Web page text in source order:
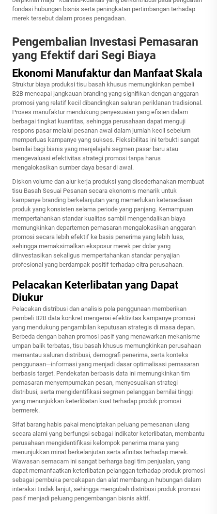
fondasi hubungan bisnis serta peningkatan pertimbangan terhadap
merek tersebut dalam proses pengadaan.
Pengembalian Investasi Pemasaran
yang Efektif dari Segi Biaya
Ekonomi Manufaktur dan Manfaat Skala
Struktur biaya produksi tisu basah khusus memungkinkan pembeli
B2B mencapai jangkauan branding yang signifikan dengan anggaran
promosi yang relatif kecil dibandingkan saluran periklanan tradisional.
Proses manufaktur mendukung penyesuaian yang efisien dalam
berbagai tingkat kuantitas, sehingga perusahaan dapat menguji
respons pasar melalui pesanan awal dalam jumlah kecil sebelum
memperluas kampanye yang sukses. Fleksibilitas ini terbukti sangat
bernilai bagi bisnis yang menjelajahi segmen pasar baru atau
mengevaluasi efektivitas strategi promosi tanpa harus
mengalokasikan sumber daya besar di awal.
Diskon volume dan alur kerja produksi yang disederhanakan membuat
tisu Basah Sesuai Pesanan secara ekonomis menarik untuk
kampanye branding berkelanjutan yang memerlukan ketersediaan
produk yang konsisten selama periode yang panjang. Kemampuan
mempertahankan standar kualitas sambil mengendalikan biaya
memungkinkan departemen pemasaran mengalokasikan anggaran
promosi secara lebih efektif ke basis penerima yang lebih luas,
sehingga memaksimalkan eksposur merek per dolar yang
diinvestasikan sekaligus mempertahankan standar penyajian
profesional yang berdampak positif terhadap citra perusahaan.
Pelacakan Keterlibatan yang Dapat
Diukur
Pelacakan distribusi dan analisis pola penggunaan memberikan
pembeli B2B data konkret mengenai efektivitas kampanye promosi
yang mendukung pengambilan keputusan strategis di masa depan.
Berbeda dengan bahan promosi pasif yang menawarkan mekanisme
umpan balik terbatas, tisu basah khusus memungkinkan perusahaan
memantau saluran distribusi, demografi penerima, serta konteks
penggunaan—informasi yang menjadi dasar optimalisasi pemasaran
berbasis target. Pendekatan berbasis data ini memungkinkan tim
pemasaran menyempurnakan pesan, menyesuaikan strategi
distribusi, serta mengidentifikasi segmen pelanggan bernilai tinggi
yang menunjukkan keterlibatan kuat terhadap produk promosi
bermerek.
Sifat barang habis pakai menciptakan peluang pemesanan ulang
secara alami yang berfungsi sebagai indikator keterlibatan, membantu
perusahaan mengidentifikasi kelompok penerima mana yang
menunjukkan minat berkelanjutan serta afinitas terhadap merek.
Wawasan semacam ini sangat berharga bagi tim penjualan, yang
dapat memanfaatkan keterlibatan pelanggan terhadap produk promosi
sebagai pembuka percakapan dan alat membangun hubungan dalam
interaksi tindak lanjut, sehingga mengubah distribusi produk promosi
pasif menjadi peluang pengembangan bisnis aktif.